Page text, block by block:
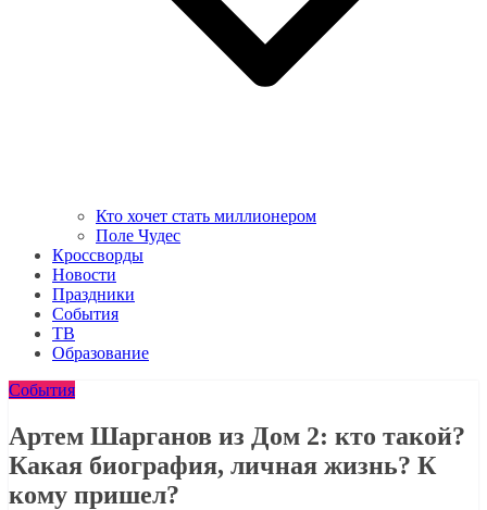
Кто хочет стать миллионером
Поле Чудес
Кроссворды
Новости
Праздники
События
ТВ
Образование
События
Артем Шарганов из Дом 2: кто такой?
Какая биография, личная жизнь? К
кому пришел?